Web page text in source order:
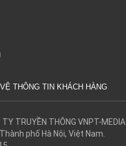
THÔNG TIN KHÁCH HÀNG
TRUYỀN THÔNG VNPT-MEDIA
phố Hà Nội, Việt Nam.